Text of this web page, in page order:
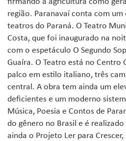
região. Paranavaí conta com um
teatros do Paraná. O Teatro
Costa, que foi inaugurado na
com o espetáculo O Segundo
Guaíra. O Teatro está no Centro
palco em estilo italiano, três
central. A obra tem ainda um
deficientes e um moderno
Música, Poesia e Contos de
do gênero no Brasil e é realizado
ainda o Projeto Ler para